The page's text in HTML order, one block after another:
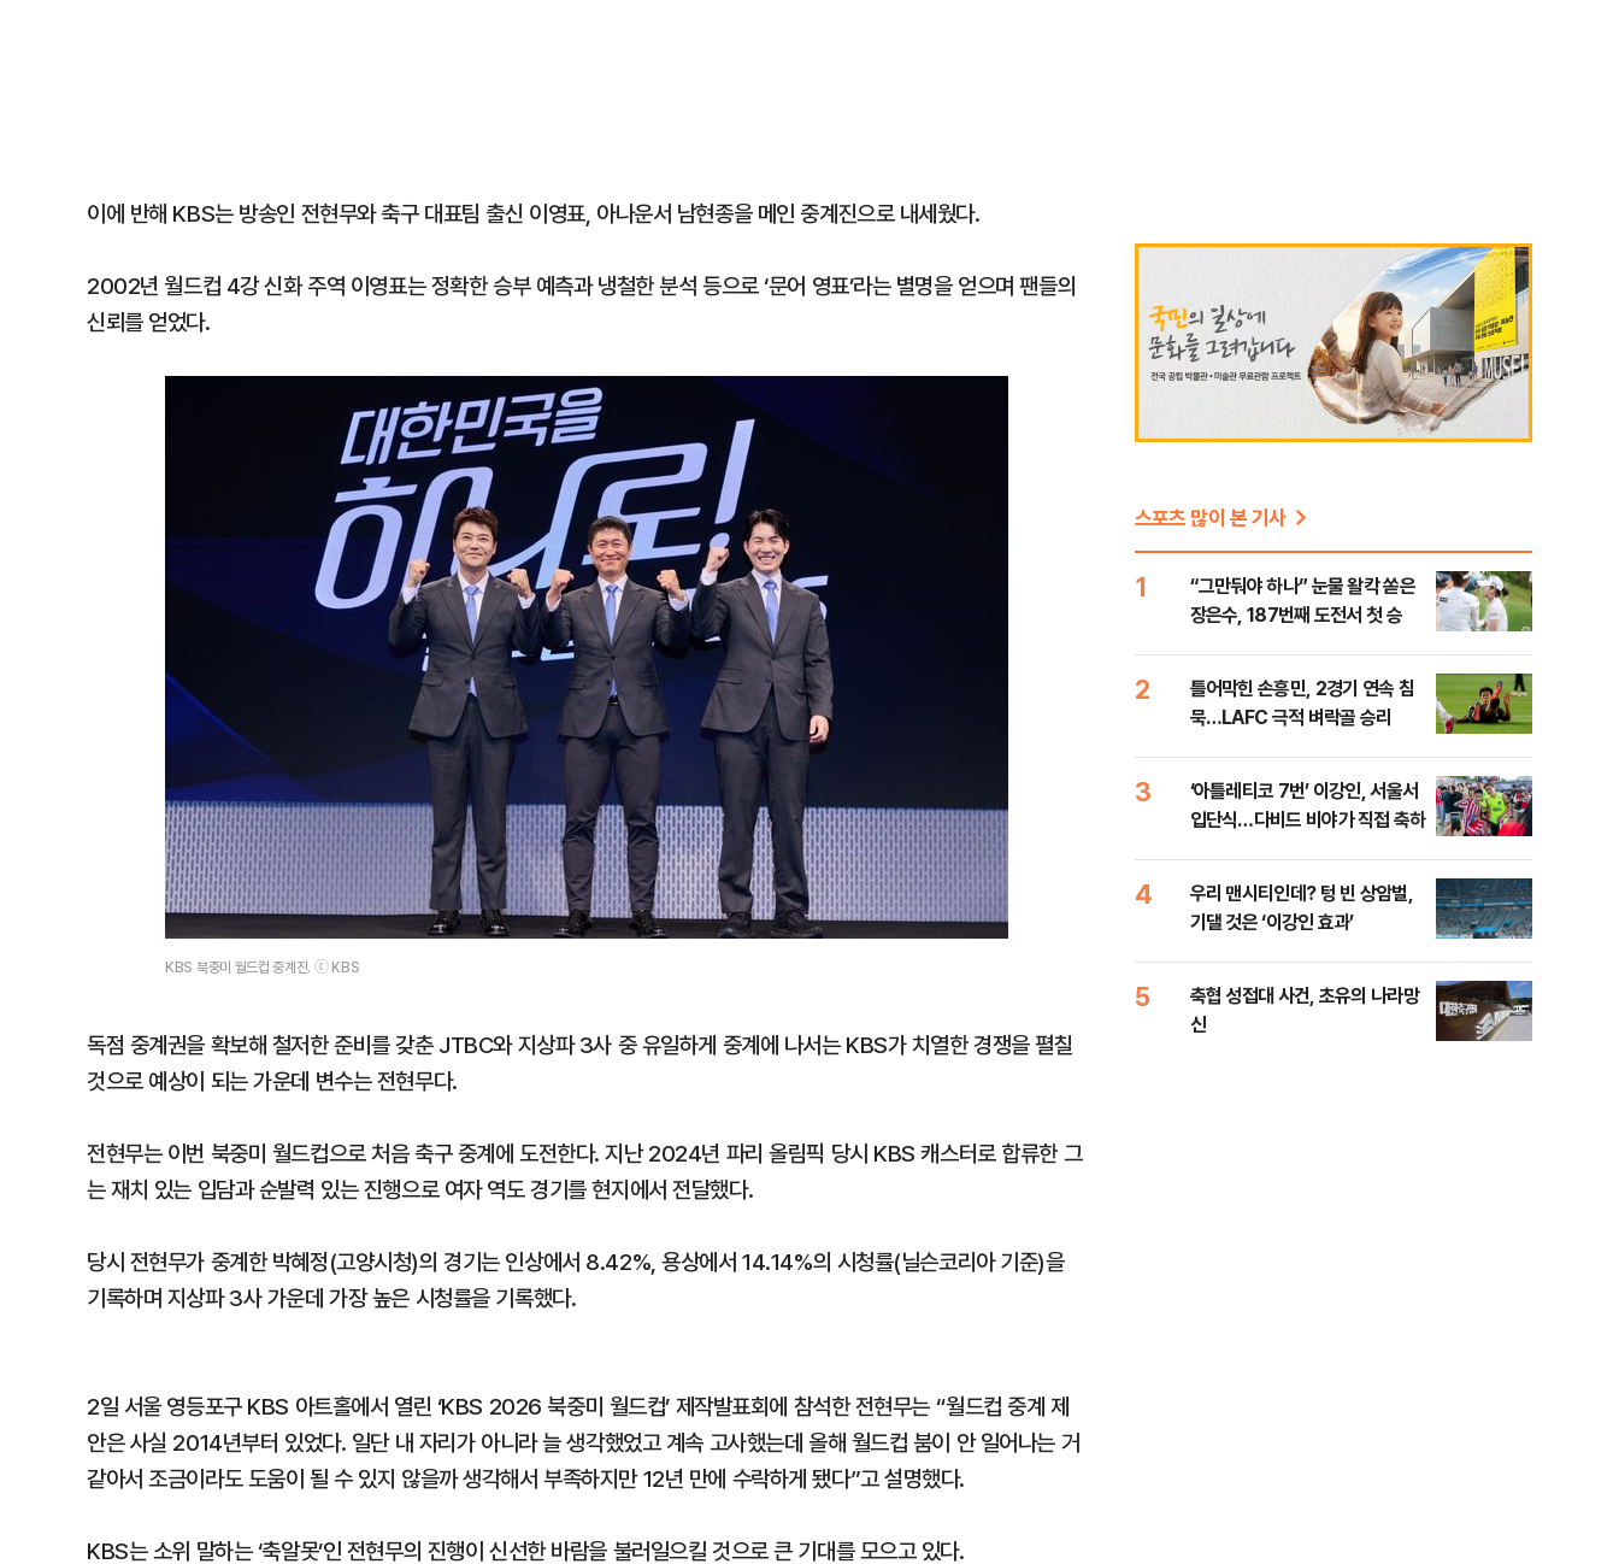
이에 반해 KBS는 방송인 전현무와 축구 대표팀 출신 이영표, 아나운서 남현종을 메인 중계진으로 내세웠다.
2002년 월드컵 4강 신화 주역 이영표는 정확한 승부 예측과 냉철한 분석 등으로 ‘문어 영표’라는 별명을 얻으며 팬들의
신뢰를 얻었다.
KBS 북중미 월드컵 중계진. ⓒ KBS
독점 중계권을 확보해 철저한 준비를 갖춘 JTBC와 지상파 3사 중 유일하게 중계에 나서는 KBS가 치열한 경쟁을 펼칠
것으로 예상이 되는 가운데 변수는 전현무다.
전현무는 이번 북중미 월드컵으로 처음 축구 중계에 도전한다. 지난 2024년 파리 올림픽 당시 KBS 캐스터로 합류한 그
는 재치 있는 입담과 순발력 있는 진행으로 여자 역도 경기를 현지에서 전달했다.
당시 전현무가 중계한 박혜정(고양시청)의 경기는 인상에서 8.42%, 용상에서 14.14%의 시청률(닐슨코리아 기준)을
기록하며 지상파 3사 가운데 가장 높은 시청률을 기록했다.
2일 서울 영등포구 KBS 아트홀에서 열린 ‘KBS 2026 북중미 월드컵’ 제작발표회에 참석한 전현무는 “월드컵 중계 제
안은 사실 2014년부터 있었다. 일단 내 자리가 아니라 늘 생각했었고 계속 고사했는데 올해 월드컵 붐이 안 일어나는 거
같아서 조금이라도 도움이 될 수 있지 않을까 생각해서 부족하지만 12년 만에 수락하게 됐다”고 설명했다.
KBS는 소위 말하는 ‘축알못’인 전현무의 진행이 신선한 바람을 불러일으킬 것으로 큰 기대를 모으고 있다.
스포츠 많이 본 기사
1
“그만둬야 하나” 눈물 왈칵 쏟은
장은수, 187번째 도전서 첫 승
2
틀어막힌 손흥민, 2경기 연속 침
묵…LAFC 극적 벼락골 승리
3
‘아틀레티코 7번’ 이강인, 서울서
입단식…다비드 비야가 직접 축하
4
우리 맨시티인데? 텅 빈 상암벌,
기댈 것은 ‘이강인 효과’
5
축협 성접대 사건, 초유의 나라망
신